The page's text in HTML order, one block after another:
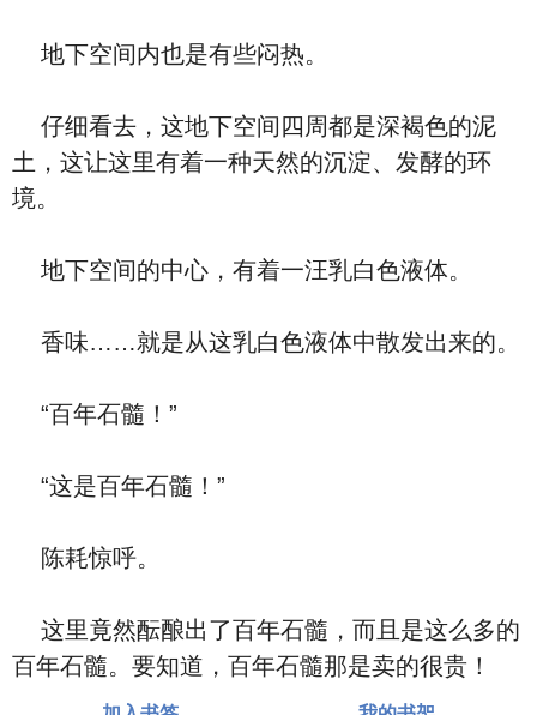
地下空间内也是有些闷热。
仔细看去，这地下空间四周都是深褐色的泥
土，这让这里有着一种天然的沉淀、发酵的环
境。
地下空间的中心，有着一汪乳白色液体。
香味……就是从这乳白色液体中散发出来的。
“百年石髓！”
“这是百年石髓！”
陈耗惊呼。
这里竟然酝酿出了百年石髓，而且是这么多的
百年石髓。要知道，百年石髓那是卖的很贵！